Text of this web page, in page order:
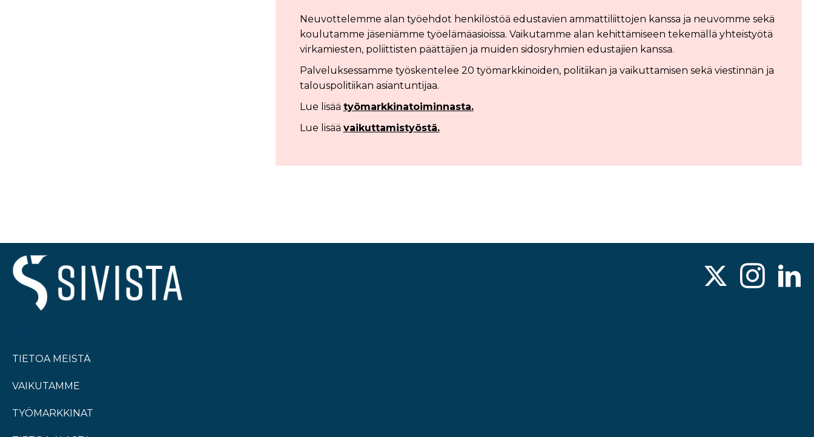
Neuvottelemme alan työehdot henkilöstöä edustavien ammattiliittojen kanssa ja neuvomme sekä
koulutamme jäseniämme työelämäasioissa. Vaikutamme alan kehittämiseen tekemällä yhteistyötä
virkamiesten, poliittisten päättäjien ja muiden sidosryhmien edustajien kanssa.
Palveluksessamme työskentelee 20 työmarkkinoiden, politiikan ja vaikuttamisen sekä viestinnän ja
talouspolitiikan asiantuntijaa.
Lue lisää työmarkkinatoiminnasta.
Lue lisää vaikuttamistyöstä.
TIETOA MEISTÄ
VAIKUTAMME
TYÖMARKKINAT